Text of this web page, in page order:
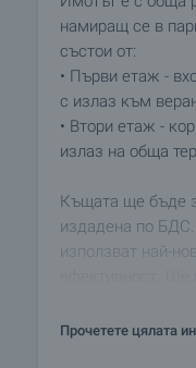
намиращ се в
състои от:
• Първи етаж -
с излаз към
• Втори етаж -
излаз на обща
Къщата ще бъде
издадена по БДС.
използват най-
см. стиропор с
Прочетете цялата